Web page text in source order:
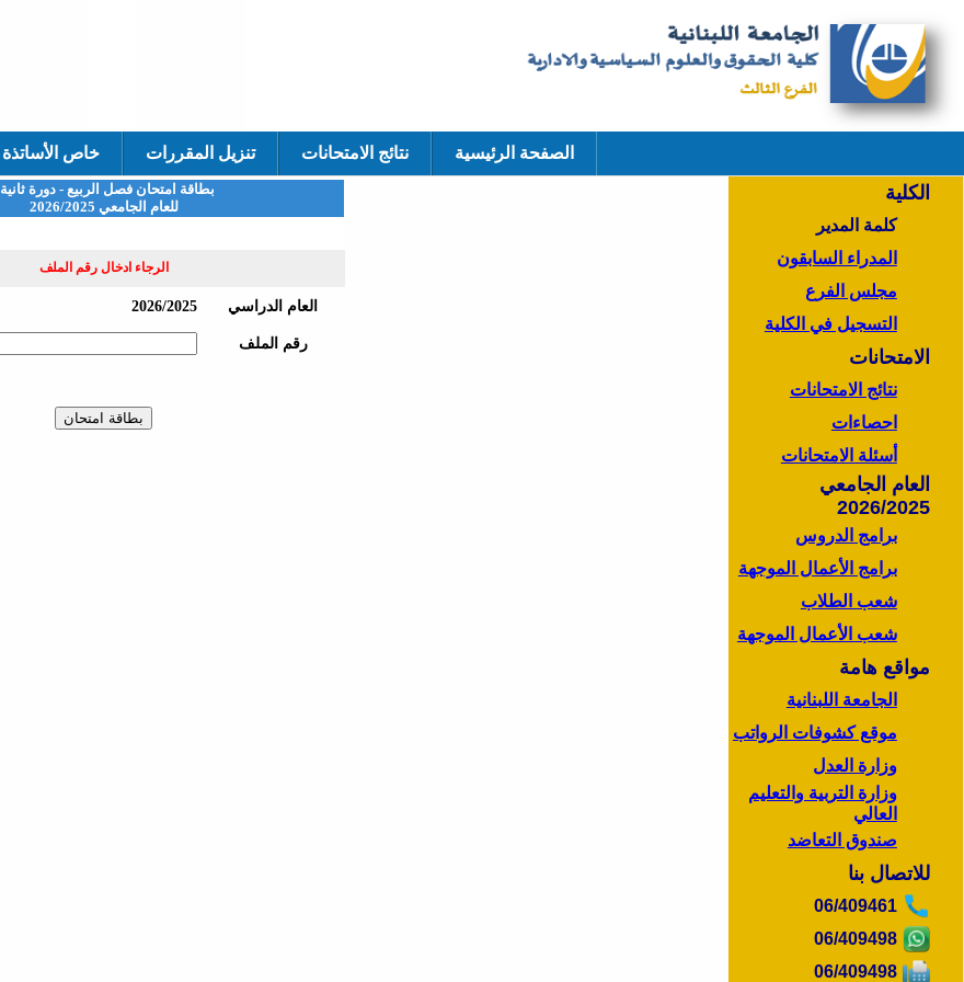
الصفحة الرئيسية نتائج الامتحانات تنزيل المقررات خاص الأساتذة
الكلية
كلمة المدير
المدراء السابقون
مجلس الفرع
التسجيل في الكلية
الامتحانات
نتائج الامتحانات
احصاءات
أسئلة الامتحانات
العام الجامعي
2026/2025
برامج الدروس
برامج الأعمال الموجهة
شعب الطلاب
شعب الأعمال الموجهة
مواقع هامة
الجامعة اللبنانية
موقع كشوفات الرواتب
وزارة العدل
وزارة التربية والتعليم
العالي
صندوق التعاضد
للاتصال بنا
06/409461
06/409498
06/409498
بطاقة امتحان فصل الربيع - دورة ثانية
للعام الجامعي 2026/2025
الرجاء ادخال رقم الملف
العام الدراسي 2026/2025
رقم الملف